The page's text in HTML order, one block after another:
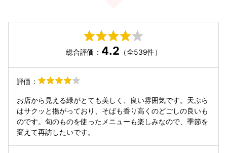
総合評価： 4.2 （全539件）
評価：
お店から見える緑がとても美しく、良い雰囲気です。天ぷら
はサクッと揚がっており、そばも香り高くのどごしの良いも
のです。旬のものを使ったメニューも楽しみなので、季節を
変えて再訪したいです。